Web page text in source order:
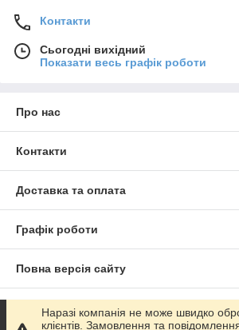
Контакти
Сьогодні вихідний
Показати весь графік роботи
Про нас
Контакти
Доставка та оплата
Графік роботи
Повна версія сайту
Сайт створено на маркетплейсі
Наразі компанія не може швидко
клієнтів. Замовлення та